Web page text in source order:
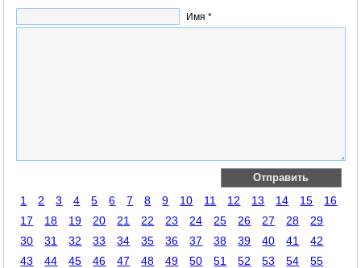
Имя *
1 2 3 4 5 6 7 8 9 10 11 12 13 14 15
16
17
18 19 20 21 22 23 24 25 26 27 28
29
30
31 32 33 34 35 36 37 38 39 40 41
42
43
44 45 46 47 48 49 50 51 52 53 54
55